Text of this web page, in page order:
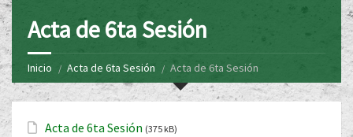
Acta de 6ta Sesión
Inicio Acta de 6ta Sesión Acta de 6ta Sesión
Acta de 6ta Sesión (375 kB)